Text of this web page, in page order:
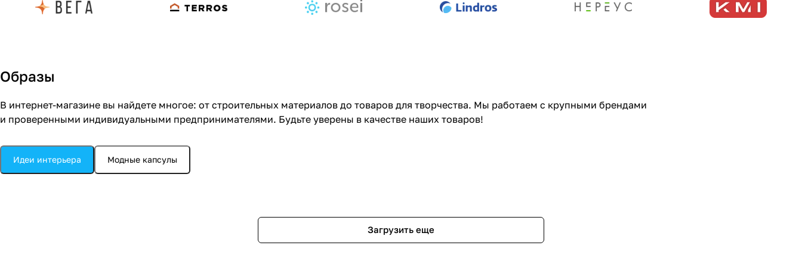
Образы
В интернет-магазине вы найдете многое: от строительных материалов до товаров для творчества. Мы работаем с крупными брендами
и проверенными индивидуальными предпринимателями. Будьте уверены в качестве наших товаров!
Идеи интерьера Модные капсулы
Кухня
Кухня в стиле модерн
Загрузить еще